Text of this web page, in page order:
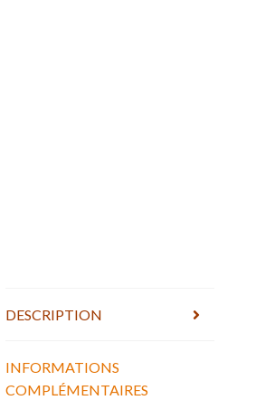
DESCRIPTION
INFORMATIONS
COMPLÉMENTAIRES